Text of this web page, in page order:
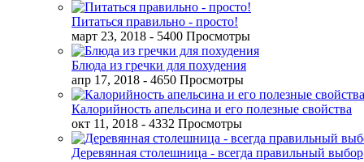
Питаться правильно - просто!
март 23, 2018 - 5400 Просмотры
Блюда из гречки для похудения
апр 17, 2018 - 4650 Просмотры
Калорийность апельсина и его полезные свойства
окт 11, 2018 - 4332 Просмотры
Деревянная столешница - всегда правильный выбор